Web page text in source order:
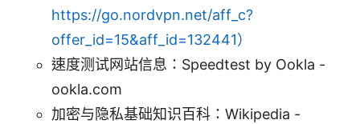
https://go.nordvpn.net/aff_c?
offer_id=15&aff_id=132441）
速度测试网站信息：Speedtest by Ookla -
ookla.com
加密与隐私基础知识百科：Wikipedia -